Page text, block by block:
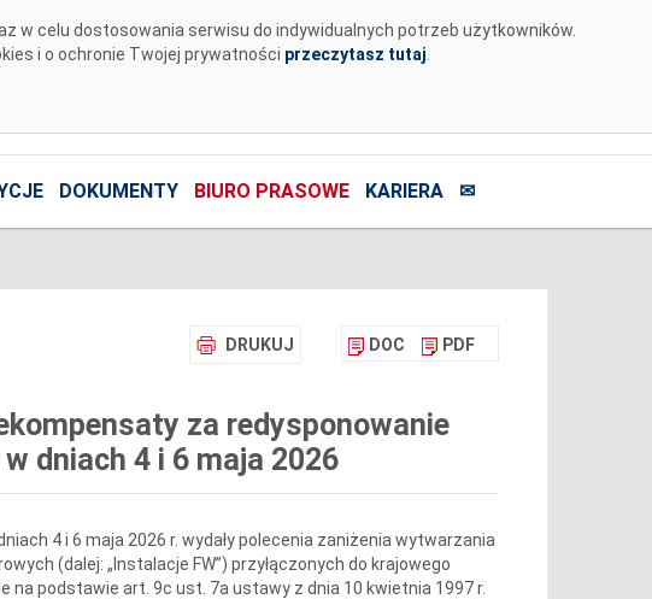
w celu dostosowania serwisu do indywidualnych potrzeb użytkowników.
i o ochronie Twojej prywatności przeczytasz tutaj
DOKUMENTY BIURO PRASOWE KARIERA ✉
DRUKUJ DOC PDF
za redysponowanie
dniach 4 i 6 maja 2026
4 i 6 maja 2026 r. wydały polecenia zaniżenia wytwarzania
(dalej: „Instalacje FW”) przyłączonych do krajowego
podstawie art. 9c ust. 7a ustawy z dnia 10 kwietnia 1997 r.